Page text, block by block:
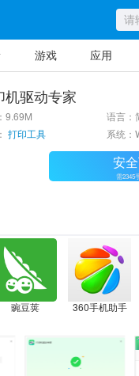
游戏 应用
机驱动专家
9.69M
语言：
打印工具 系统：
安
需2345
豌豆荚 360手机助手